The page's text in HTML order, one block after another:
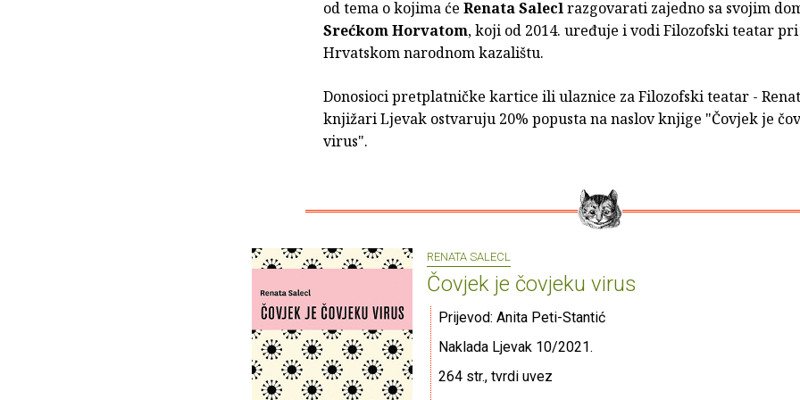
od tema o kojima će Renata Saleclrazgovarati zajedno sa svojim
Srećkom Horvatom, koji od 2014. uređuje i vodi Filozofski teatar pri
Hrvatskom narodnom kazalištu.
Donosioci pretplatničke kartice ili ulaznice za Filozofski teatar -
knjižari Ljevak ostvaruju 20% popusta na naslov knjige "Čovjek je
virus".
RENATA SALECL
Čovjek je čovjeku virus
Prijevod: Anita Peti-Stantić
Naklada Ljevak 10/2021.
264 str., tvrdi uvez